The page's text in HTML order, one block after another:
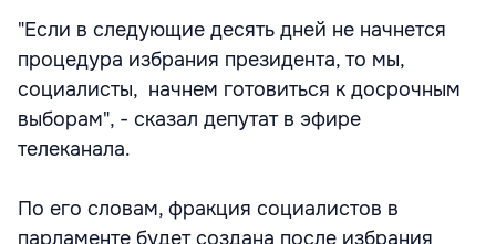
"Если в следующие десять дней не начнется
процедура избрания президента, то мы,
социалисты, начнем готовиться к досрочным
выборам", - сказал депутат в эфире
телеканала.
По его словам, фракция социалистов в
парламенте будет создана после избрания